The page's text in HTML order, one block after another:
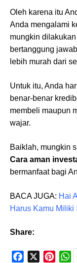
Oleh karena itu
Anda mengalami
mungkin
bertanggung
lebih murah dari
Untuk itu, Anda
benar-benar
membeli maupun
wajar.
Baiklah, mungkin
Cara aman
bermanfaat bagi
BACA JUGA: Hai
Harus Kamu Miliki
Share: